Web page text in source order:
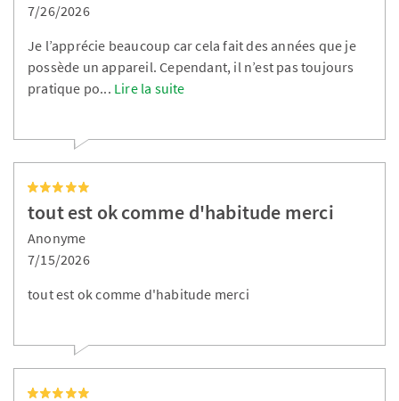
7/26/2026
Je l’apprécie beaucoup car cela fait des années que je
possède un appareil. Cependant, il n’est pas toujours
pratique po... Lire la suite
tout est ok comme d'habitude merci
Anonyme
7/15/2026
tout est ok comme d'habitude merci